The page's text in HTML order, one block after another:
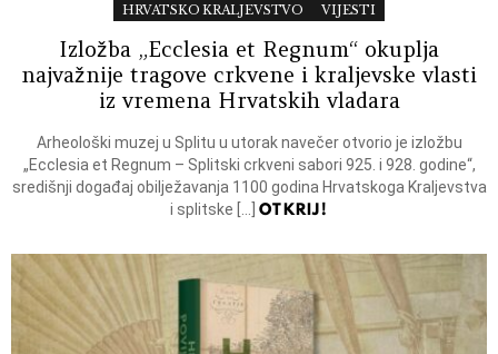
HRVATSKO KRALJEVSTVO VIJESTI
Izložba „Ecclesia et Regnum“ okuplja
najvažnije tragove crkvene i kraljevske vlasti
iz vremena Hrvatskih vladara
Arheološki muzej u Splitu u utorak navečer otvorio je izložbu
„Ecclesia et Regnum – Splitski crkveni sabori 925. i 928. godine“,
središnji događaj obilježavanja 1100 godina Hrvatskoga Kraljevstva
i splitske […] OTKRIJ!